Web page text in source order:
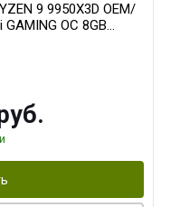
9 9950X3D OEM/
OC 8GB